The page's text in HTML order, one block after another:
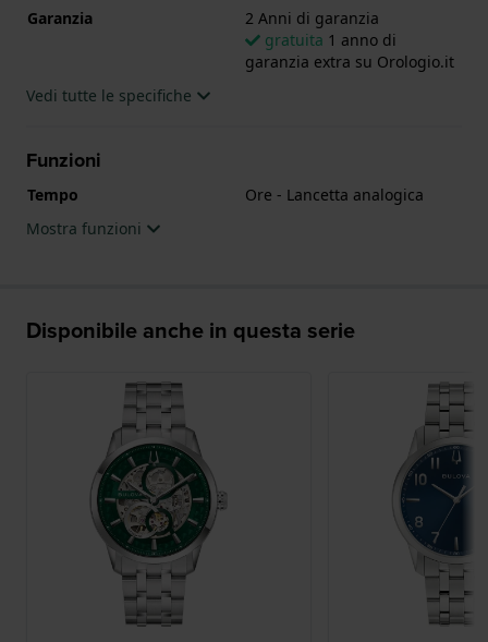
Garanzia
2 Anni di garanzia
gratuita 1 anno di
garanzia extra su Orologio.it
Vedi tutte le specifiche
Funzioni
Tempo
Ore - Lancetta analogica
Mostra funzioni
Disponibile anche in questa serie